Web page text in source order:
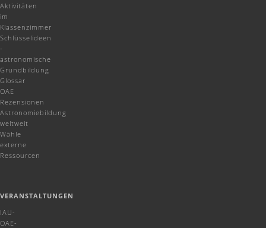
Aktivitäten
im
Klassenzimmer
Schlüsselideen
-
astronomische
Grundbildung
Glossar
OAE
Rezensionen
Astronomiebildung
weltweit
Wähle
externe
Ressourcen
VERANSTALTUNGEN
IAU-
OAE-